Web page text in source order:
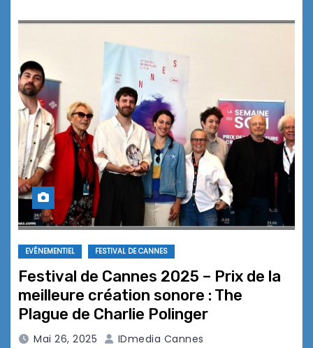
EVÉNEMENTIEL FESTIVAL DE CANNES
Festival de Cannes 2025 – Prix de la
meilleure création sonore : The
Plague de Charlie Polinger
Mai 26, 2025 IDmedia Cannes